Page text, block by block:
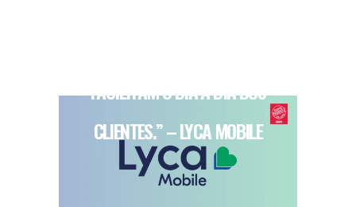
FACILITAM O DIA A DIA DOS
CLIENTES.” – LYCA MOBILE